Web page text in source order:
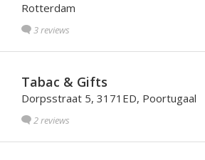
Rotterdam
3 reviews
Tabac & Gifts
Dorpsstraat 5, 3171ED, Poortugaal
2 reviews